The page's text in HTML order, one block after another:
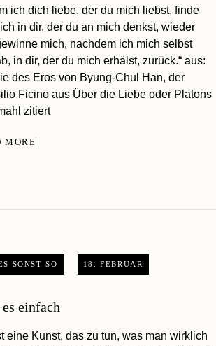
ich dich liebe, der du mich liebst, finde
in dir, der du an mich denkst, wieder
mich, nachdem ich mich selbst
in dir, der du mich erhälst, zurück.“ aus:
des Eros von Byung-Chul Han, der
Ficino aus Über die Liebe oder Platons
zitiert
MORE
18. FEBRUAR
SONST SO
einfach
eine Kunst, das zu tun, was man wirklich